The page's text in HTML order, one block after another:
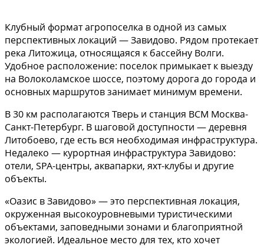
Клубный формат агропоселка в одной из самых
перспективных локаций — Завидово. Рядом протекает
река Литожица, относящаяся к бассейну Волги.
Удобное расположение: поселок примыкает к выезду
на Волоколамское шоссе, поэтому дорога до города и
основных маршрутов занимает минимум времени.
В 30 км располагаются Тверь и станция ВСМ Москва-
Санкт-Петербург. В шаговой доступности — деревня
Литобоево, где есть вся необходимая инфраструктура.
Недалеко — курортная инфраструктура Завидово:
отели, SPA-центры, аквапарки, яхт-клубы и другие
объекты.
«Оазис в Завидово» — это перспективная локация,
окруженная высокоуровневыми туристическими
объектами, заповедными зонами и благоприятной
экологией. Идеальное место для тех, кто хочет